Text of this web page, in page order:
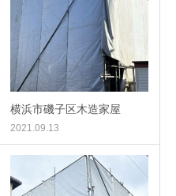
横浜市磯子区木造家屋
2021.09.13